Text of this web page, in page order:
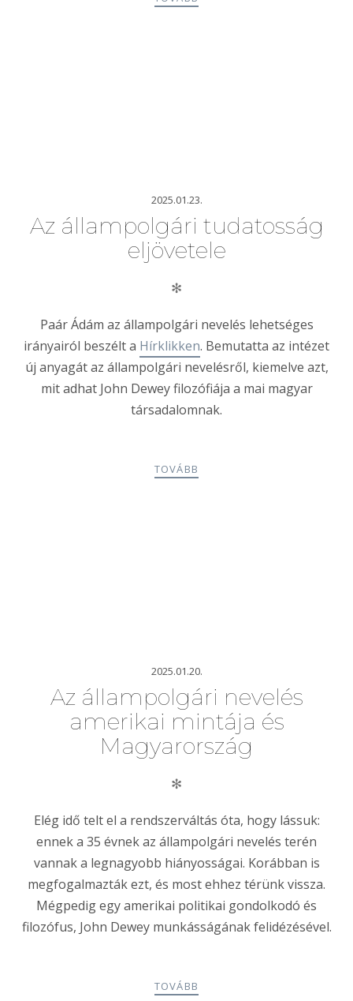
2025.01.23.
Az állampolgári tudatosság
eljövetele
✻
Paár Ádám az állampolgári nevelés lehetséges
irányairól beszélt a Hírklikken. Bemutatta az intézet
új anyagát az állampolgári nevelésről, kiemelve azt,
mit adhat John Dewey filozófiája a mai magyar
társadalomnak.
TOVÁBB
2025.01.20.
Az állampolgári nevelés
amerikai mintája és
Magyarország
✻
Elég idő telt el a rendszerváltás óta, hogy lássuk:
ennek a 35 évnek az állampolgári nevelés terén
vannak a legnagyobb hiányosságai. Korábban is
megfogalmazták ezt, és most ehhez térünk vissza.
Mégpedig egy amerikai politikai gondolkodó és
filozófus, John Dewey munkásságának felidézésével.
TOVÁBB